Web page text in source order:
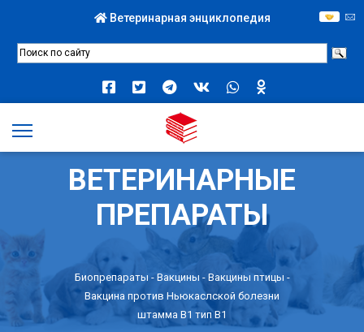
Ветеринарная энциклопедия
ВЕТЕРИНАРНЫЕ
ПРЕПАРАТЫ
Биопрепараты - Вакцины - Вакцины птицы -
Вакцина против Ньюкаслской болезни
штамма B1 тип B1